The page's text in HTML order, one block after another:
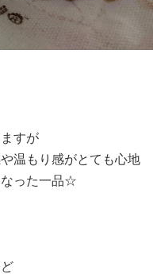
すが
温もり感がとても心地
なった一品☆